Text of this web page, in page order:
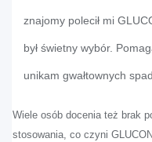
znajomy polecił mi
był świetny wybór.
unikam gwałtownych
Wiele osób docenia też brak
stosowania, co czyni